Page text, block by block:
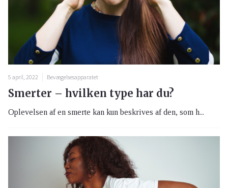
5 april, 2022 Bevægelsesapparatet
Smerter – hvilken type har du?
Oplevelsen af en smerte kan kun beskrives af den, som h...